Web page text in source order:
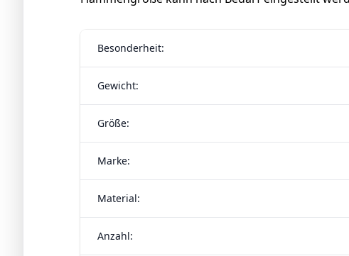
Besonderheit:
Gewicht:
Größe:
Marke:
Material:
Anzahl: